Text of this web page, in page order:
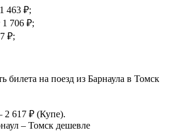
463 ₽;
706 ₽;
₽;
билета на поезд из Барнаула в Томск
2 617 ₽ (Купе).
– Томск дешевле